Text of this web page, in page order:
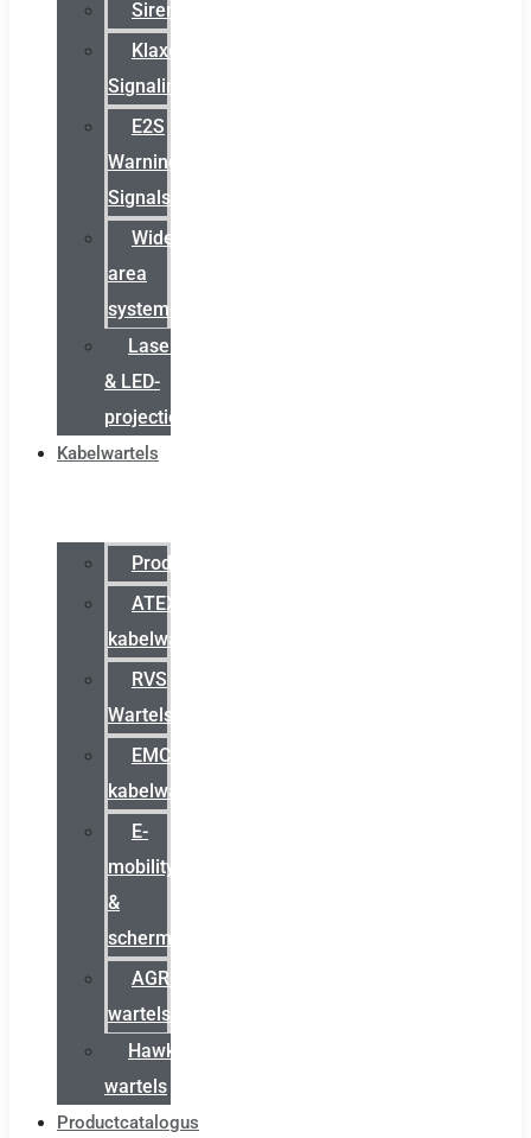
Sirena
Klaxon
Signaling
E2S
Warning
Signals
Wide
area
systemen
Laserbelijning
& LED-
projectie
Kabelwartels
Productcatalogus
ATEX
kabelwartels
RVS
Wartels
EMC
kabelwartels
E-
mobility
&
schermstromen
AGRO
wartels
Hawke
wartels
Productcatalogus